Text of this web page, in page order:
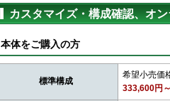
カスタマイズ・構成確認、オ
本体をご購入の方
標準構成
希望小売価
333,600円